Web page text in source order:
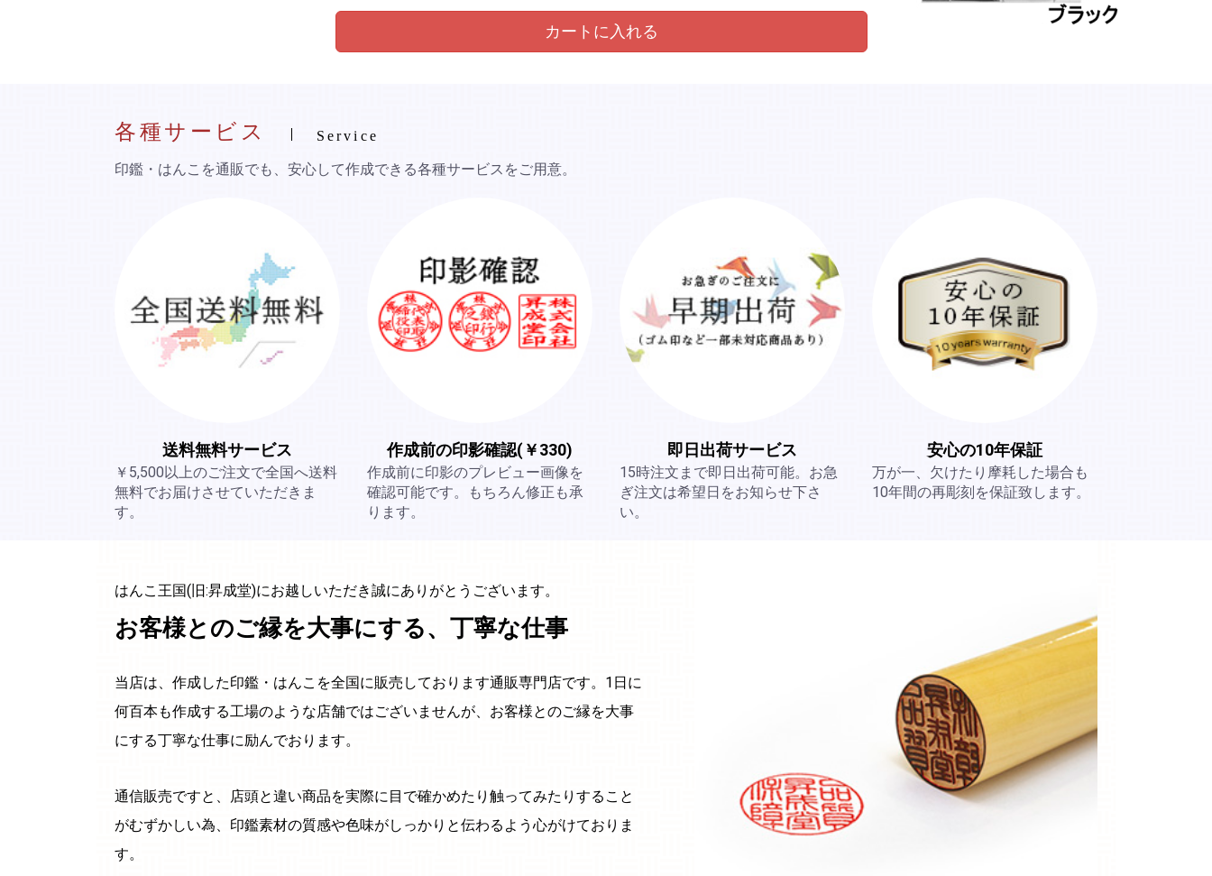
カートに入れる
各種サービス Service
印鑑・はんこを通販でも、安心して作成できる各種サービスをご用意。
送料無料サービス
￥5,500以上のご注文で全国へ送料
無料でお届けさせていただきま
す。
作成前の印影確認(￥330)
作成前に印影のプレビュー画像を
確認可能です。もちろん修正も承
ります。
即日出荷サービス
15時注文まで即日出荷可能。お急
ぎ注文は希望日をお知らせ下さ
い。
安心の10年保証
万が一、欠けたり摩耗した場合も
10年間の再彫刻を保証致します。
はんこ王国(旧:昇成堂)にお越しいただき誠にありがとうございます。
お客様とのご縁を大事にする、丁寧な仕事
当店は、作成した印鑑・はんこを全国に販売しております通販専門店です。1日に
何百本も作成する工場のような店舗ではございませんが、お客様とのご縁を大事
にする丁寧な仕事に励んでおります。
通信販売ですと、店頭と違い商品を実際に目で確かめたり触ってみたりすること
がむずかしい為、印鑑素材の質感や色味がしっかりと伝わるよう心がけておりま
す。